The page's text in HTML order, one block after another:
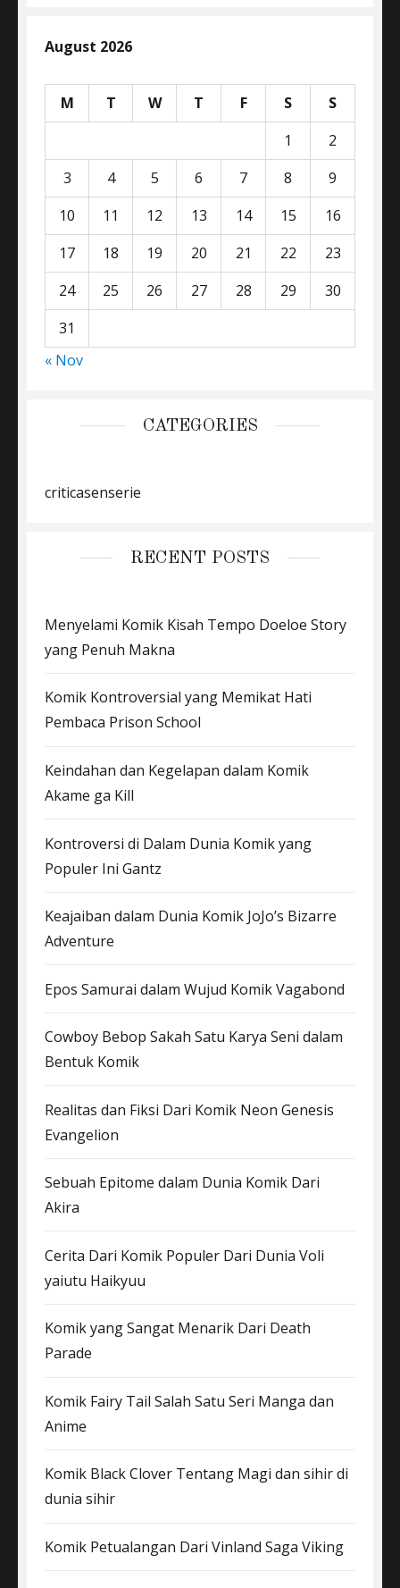
August 2026
M T W T F S
S
1
2
3
4 5 6 7 8
9
10
11 12 13 14 15
16
17
18 19 20 21 22
23
24
25 26 27 28 29
30
31
« Nov
CATEGORIES
criticasenserie
RECENT POSTS
Menyelami Komik Kisah Tempo Doeloe Story
yang Penuh Makna
Komik Kontroversial yang Memikat Hati
Pembaca Prison School
Keindahan dan Kegelapan dalam Komik
Akame ga Kill
Kontroversi di Dalam Dunia Komik yang
Populer Ini Gantz
Keajaiban dalam Dunia Komik JoJo’s Bizarre
Adventure
Epos Samurai dalam Wujud Komik Vagabond
Cowboy Bebop Sakah Satu Karya Seni dalam
Bentuk Komik
Realitas dan Fiksi Dari Komik Neon Genesis
Evangelion
Sebuah Epitome dalam Dunia Komik Dari
Akira
Cerita Dari Komik Populer Dari Dunia Voli
yaiutu Haikyuu
Komik yang Sangat Menarik Dari Death
Parade
Komik Fairy Tail Salah Satu Seri Manga dan
Anime
Komik Black Clover Tentang Magi dan sihir di
dunia sihir
Komik Petualangan Dari Vinland Saga Viking